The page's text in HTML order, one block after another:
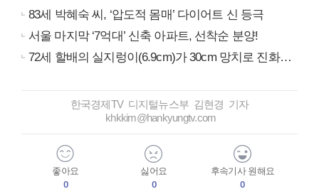
83세 박혜숙 씨, ‘압도적 몸매’ 다이어트 신 등극
서울 마지막 ‘7억대’ 신축 아파트, 선착순 분양!
72세 할배의 실지렁이(6.9cm)가 30cm 망치로 진화…
한국경제TV 디지털뉴스부 김현경 기자
khkkim@hankyungtv.com
좋아요
0
싫어요
0
후속기사 원해요
0